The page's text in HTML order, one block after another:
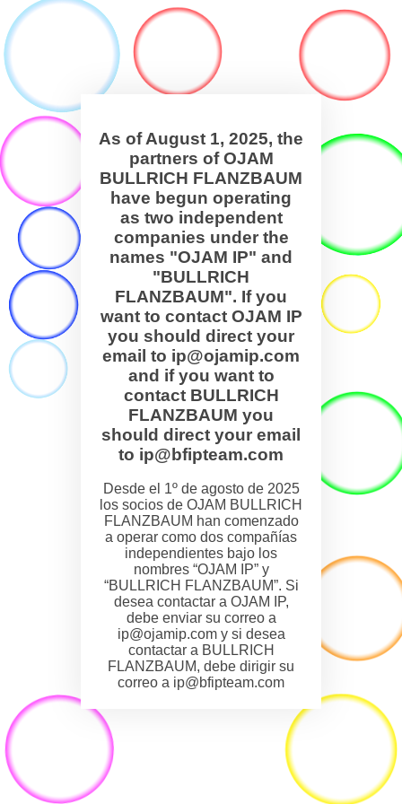
As of August 1, 2025, the
partners of OJAM
BULLRICH FLANZBAUM
have begun operating
as two independent
companies under the
names "OJAM IP" and
"BULLRICH
FLANZBAUM". If you
want to contact OJAM IP
you should direct your
email to ip@ojamip.com
and if you want to
contact BULLRICH
FLANZBAUM you
should direct your email
to ip@bfipteam.com
Desde el 1º de agosto de 2025
los socios de OJAM BULLRICH
FLANZBAUM han comenzado
a operar como dos compañías
independientes bajo los
nombres “OJAM IP” y
“BULLRICH FLANZBAUM”. Si
desea contactar a OJAM IP,
debe enviar su correo a
ip@ojamip.com y si desea
contactar a BULLRICH
FLANZBAUM, debe dirigir su
correo a ip@bfipteam.com